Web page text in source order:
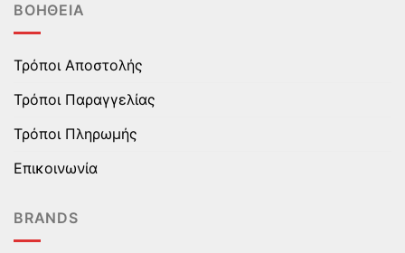
ΒΟΉΘΕΙΑ
Τρόποι Αποστολής
Τρόποι Παραγγελίας
Τρόποι Πληρωμής
Επικοινωνία
BRANDS